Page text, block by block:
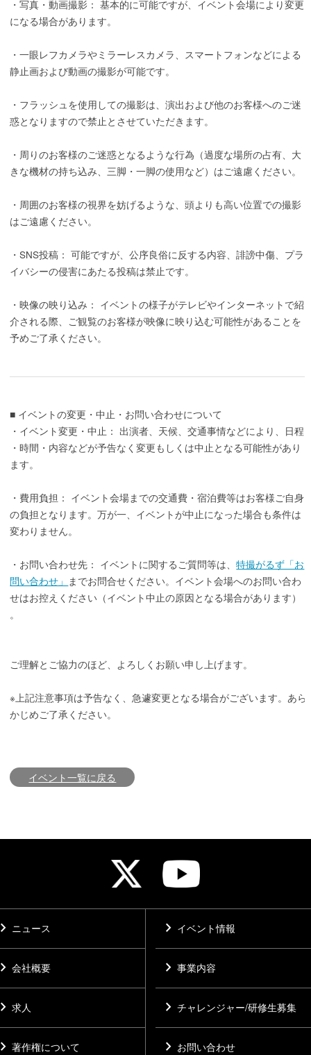
・写真・動画撮影： 基本的に可能ですが、イベント会場により変更
になる場合があります。
・一眼レフカメラやミラーレスカメラ、スマートフォンなどによる
静止画および動画の撮影が可能です。
・フラッシュを使用しての撮影は、演出および他のお客様へのご迷
惑となりますので禁止とさせていただきます。
・周りのお客様のご迷惑となるような行為（過度な場所の占有、大
きな機材の持ち込み、三脚・一脚の使用など）はご遠慮ください。
・周囲のお客様の視界を妨げるような、頭よりも高い位置での撮影
はご遠慮ください。
・SNS投稿： 可能ですが、公序良俗に反する内容、誹謗中傷、プラ
イバシーの侵害にあたる投稿は禁止です。
・映像の映り込み： イベントの様子がテレビやインターネットで紹
介される際、ご観覧のお客様が映像に映り込む可能性があることを
予めご了承ください。
■ イベントの変更・中止・お問い合わせについて
・イベント変更・中止： 出演者、天候、交通事情などにより、日程
・時間・内容などが予告なく変更もしくは中止となる可能性があり
ます。
・費用負担： イベント会場までの交通費・宿泊費等はお客様ご自身
の負担となります。万が一、イベントが中止になった場合も条件は
変わりません。
・お問い合わせ先： イベントに関するご質問等は、特撮がるず「お
問い合わせ」 までお問合せください。イベント会場へのお問い合わ
せはお控えください（イベント中止の原因となる場合があります）
。
ご理解とご協力のほど、よろしくお願い申し上げます。
※上記注意事項は予告なく、急遽変更となる場合がございます。あら
かじめご了承ください。
イベント一覧に戻る
ニュース chevron_right イベント情報
会社概要 chevron_right 事業内容
求人 chevron_right チャレンジャー/研修生募集
著作権について chevron_right お問い合わせ